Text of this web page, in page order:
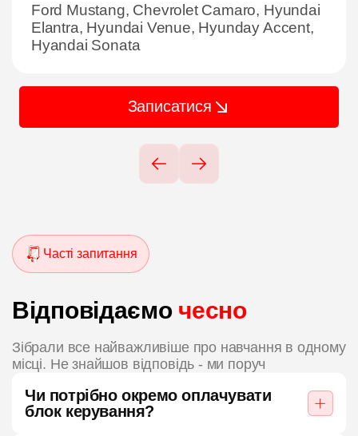
Ford Mustang, Chevrolet Camaro, Hyundai
Elantra, Hyundai Venue, Hyunday Accent,
Hyandai Sonata
Записатися
Часті запитання
Відповідаємо чесно
Зібрали все найважливіше про навчання в одному
місці. Не знайшов відповідь - ми поруч
Чи потрібно окремо оплачувати
блок керування?